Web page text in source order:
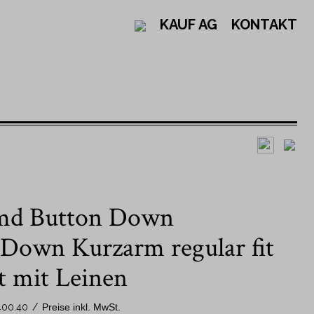
KAUF AG KONTAKT
Einfarbige Hemden
Karohemden
Gemusterte Hemden
Schweizer Hemden - Jacob Kauf
New Kent Kragen
Kent Kragen
Nach Ärmellänge
Langarm
Button Down
Kurzarm regular fit
mit Leinen
/ Preise inkl. MwSt.